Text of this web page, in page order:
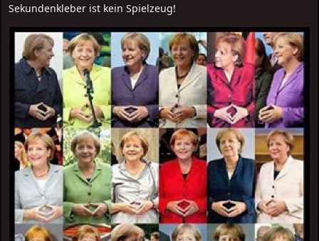
Sekundenkleber ist kein Spielzeug!